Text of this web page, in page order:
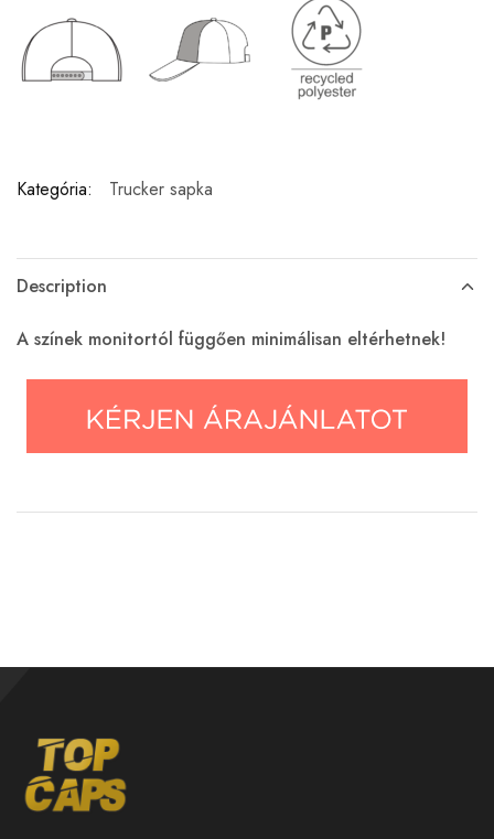
Kategória: Trucker sapka
Description
A színek monitortól függően minimálisan eltérhetnek!